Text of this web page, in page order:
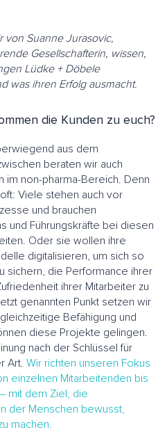
von Suanne Jurasovic,
Gesellschafterin, wissen,
Lüdke + Döbele
was ihren Erfolg ausmacht.
die Kunden zu euch?
aus dem
beraten wir auch
im non-pharma-Bereich. Denn
Viele stehen auch vor
und brauchen
und Führungskräfte bei diesen
Oder sie wollen ihre
digitalisieren, um sich so
sichern, die Performance ihrer
ihrer Mitarbeiter zu
genannten Punkt setzen wir
Befähigung und
diese Projekte gelingen.
nach der Schlüssel für
Art. Wir richten unseren Fokus
einzelnen Mitarbeitenden bis
mit dem Ziel, die
der Menschen bewusst,
machen.